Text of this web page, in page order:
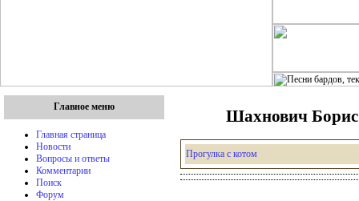
Главное меню
Главная страница
Новости
Вопросы и ответы
Комментарии
Поиск
Форум
Шахнович Борис
Прогулка с котом